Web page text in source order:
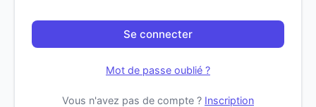
Se connecter
Mot de passe oublié ?
Vous n'avez pas de compte ? Inscription